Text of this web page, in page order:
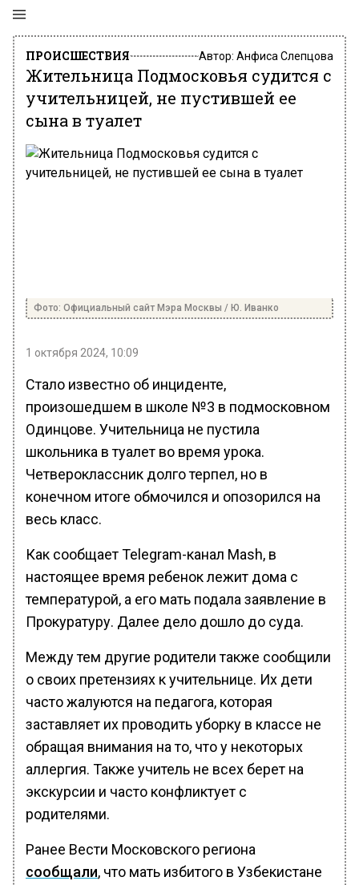
ПРОИСШЕСТВИЯ Автор: Анфиса Слепцова
Жительница Подмосковья судится с
учительницей, не пустившей ее
сына в туалет
Фото: Официальный сайт Мэра Москвы / Ю. Иванко
1 октября 2024, 10:09
Стало известно об инциденте,
произошедшем в школе №3 в подмосковном
Одинцове. Учительница не пустила
школьника в туалет во время урока.
Четвероклассник долго терпел, но в
конечном итоге обмочился и опозорился на
весь класс.
Как сообщает Telegram-канал Mash, в
настоящее время ребенок лежит дома с
температурой, а его мать подала заявление в
Прокуратуру. Далее дело дошло до суда.
Между тем другие родители также сообщили
о своих претензиях к учительнице. Их дети
часто жалуются на педагога, которая
заставляет их проводить уборку в классе не
обращая внимания на то, что у некоторых
аллергия. Также учитель не всех берет на
экскурсии и часто конфликтует с
родителями.
Ранее Вести Московского региона
сообщали, что мать избитого в Узбекистане